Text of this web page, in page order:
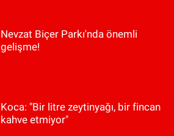
Nevzat Biçer Parkı'nda önemli
gelişme!
Koca: "Bir litre zeytinyağı, bir fincan
kahve etmiyor"